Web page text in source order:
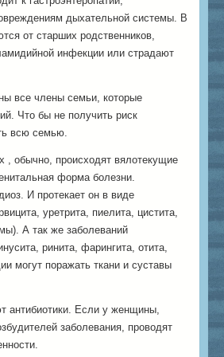
дыхательной системы. В
от старших родственников,
инфекции или страдают
все члены семьи, которые
Что бы не получить риск
всю семью.
обычно, происходят вялотекущие
форма болезни.
И протекает он в виде
уретрита, пиелита, цистита,
А так же заболеваний
ринита, фарингита, отита,
могут поражать ткани и суставы
антибиотики. Если у женщины,
заболевания, проводят